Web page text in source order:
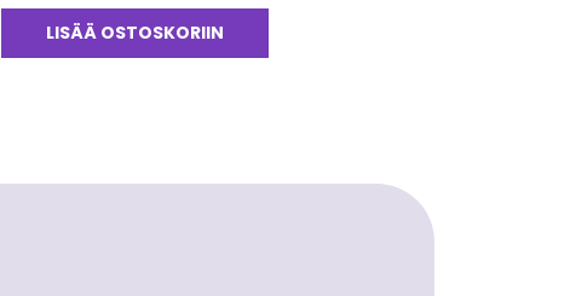
LISÄÄ OSTOSKORIIN